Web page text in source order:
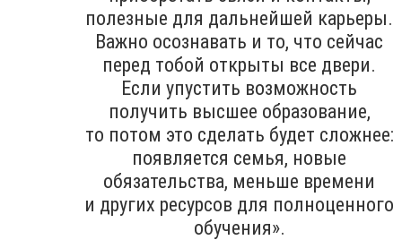
полезные для дальнейшей карьеры.
Важно осознавать и то, что сейчас
перед тобой открыты все двери.
Если упустить возможность
получить высшее образование,
то потом это сделать будет сложнее:
появляется семья, новые
обязательства, меньше времени
и других ресурсов для полноценного
обучения».